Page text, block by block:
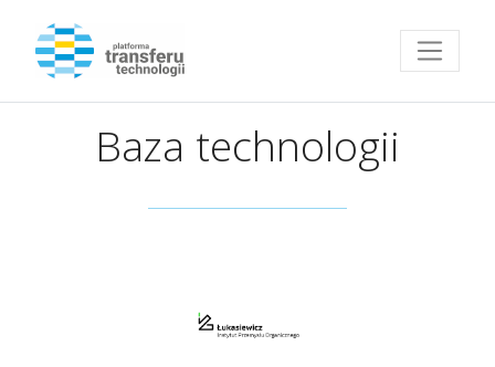
Przejdź do strony głównej
Baza technologii